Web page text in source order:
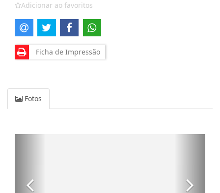
Adicionar ao favoritos
Ficha de Impressão
Fotos